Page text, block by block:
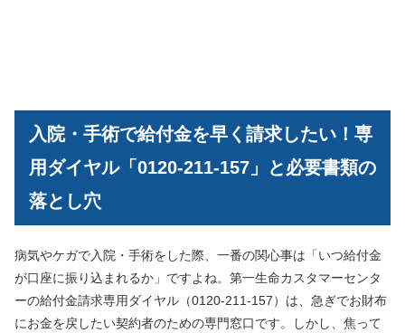
入院・手術で給付金を早く請求したい！専
用ダイヤル「0120-211-157」と必要書類の
落とし穴
病気やケガで入院・手術をした際、一番の関心事は「いつ給付金
が口座に振り込まれるか」ですよね。第一生命カスタマーセンタ
ーの給付金請求専用ダイヤル（0120-211-157）は、急ぎでお財布
にお金を戻したい契約者のための専門窓口です。しかし、焦って